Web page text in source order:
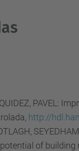
PAVEL:
http://
of